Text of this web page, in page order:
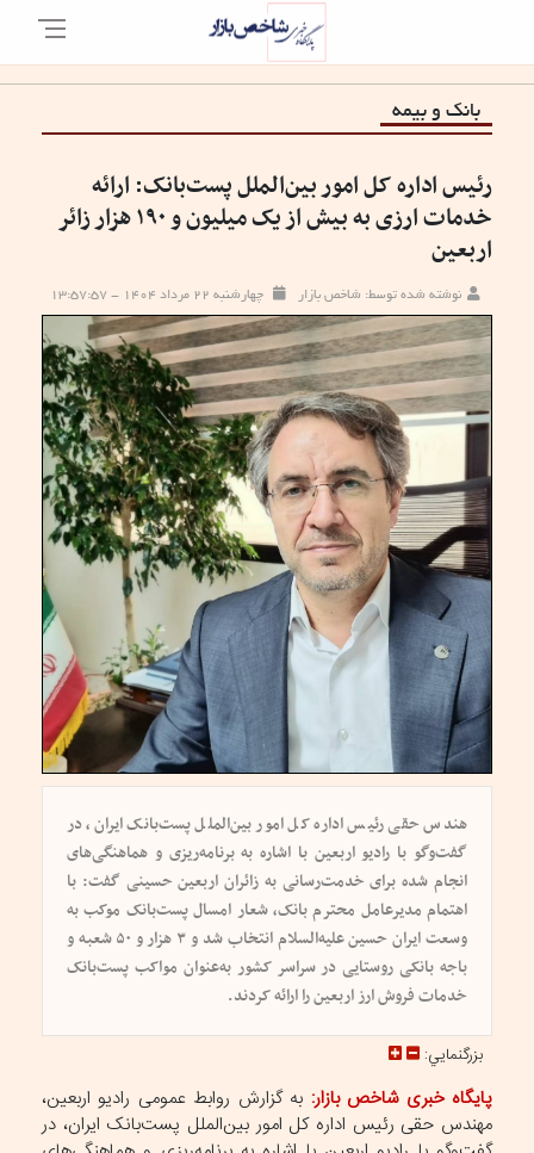
بانک و بیمه
رئیس اداره کل امور بین‌الملل پست‌بانک: ارائه
خدمات ارزی به بیش از یک میلیون و ۱۹۰ هزار زائر
اربعین
نوشته شده توسط: شاخص بازار چهارشنبه ۲۲ مرداد ۱۴۰۴ - ۱۳:۵۷:۵۷
هندس حقی رئیس اداره کل امور بین‌الملل پست‌بانک ایران، در
گفت‌وگو با رادیو اربعین با اشاره به برنامه‌ریزی و هماهنگی‌های
انجام شده برای خدمت‌رسانی به زائران اربعین حسینی گفت: با
اهتمام مدیرعامل محترم بانک، شعار امسال پست‌بانک موکب به
وسعت ایران حسین علیه‌السلام انتخاب شد و ۳ هزار و ۵۰ شعبه و
باجه بانکی روستایی در سراسر کشور به‌عنوان مواکب پست‌بانک
خدمات فروش ارز اربعین را ارائه کردند.
بزرگنمايي:
پایگاه خبری شاخص بازار: به گزارش روابط عمومی رادیو اربعین،
مهندس حقی رئیس اداره کل امور بین‌الملل پست‌بانک ایران، در